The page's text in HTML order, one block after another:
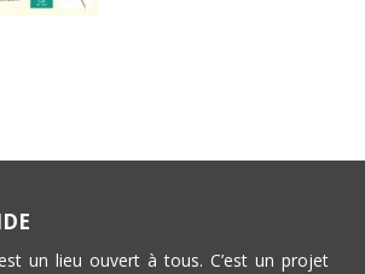
un lieu ouvert à tous. C’est un projet